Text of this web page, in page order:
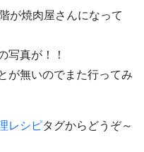
が焼肉屋さんになって
写真が！！
が無いのでまた行ってみ
レシピタグからどうぞ～